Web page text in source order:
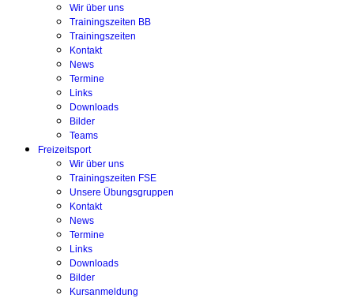
Wir über uns
Trainingszeiten BB
Trainingszeiten
Kontakt
News
Termine
Links
Downloads
Bilder
Teams
Freizeitsport
Wir über uns
Trainingszeiten FSE
Unsere Übungsgruppen
Kontakt
News
Termine
Links
Downloads
Bilder
Kursanmeldung